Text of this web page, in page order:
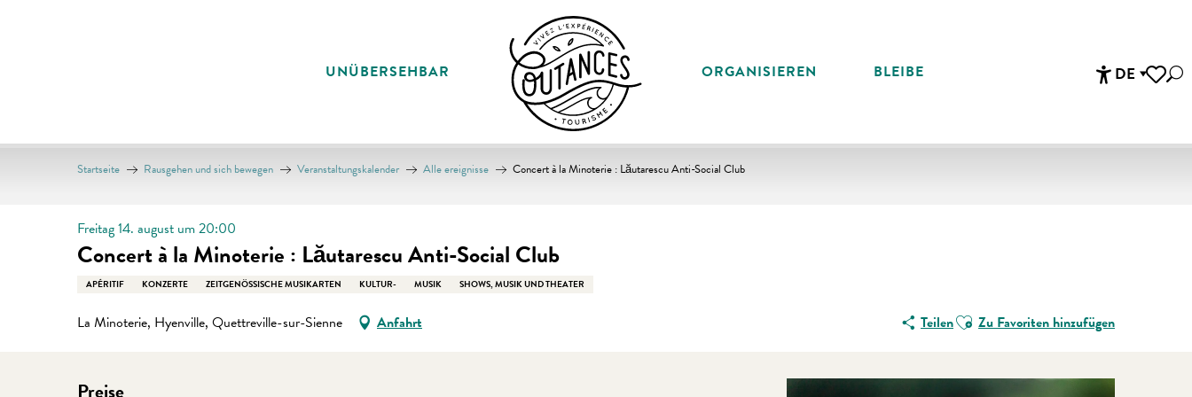
DE
UNÜBERSEHBAR ORGANISIEREN BLEIBE
Startseite Rausgehen und sich bewegen Veranstaltungskalender Alle ereignisse Concert à la Minoterie : Lăutarescu Anti-Social Club
Freitag 14. august um 20:00
Concert à la Minoterie : Lăutarescu Anti-Social Club
APÉRITIF KONZERTE ZEITGENÖSSISCHE MUSIKARTEN KULTUR- MUSIK SHOWS, MUSIK UND THEATER
La Minoterie, Hyenville, Quettreville-sur-Sienne Anfahrt TeilenAjouter aux favoris
Zu Favoriten hinzufügen